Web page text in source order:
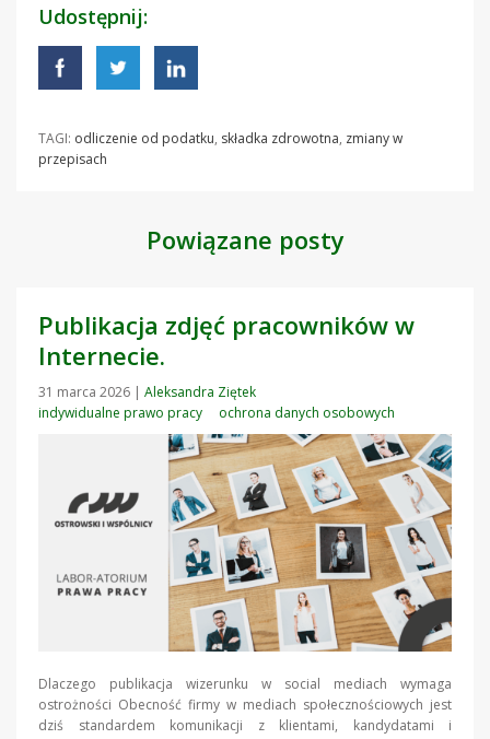
Udostępnij:
TAGI: odliczenie od podatku, składka zdrowotna, zmiany w
przepisach
Powiązane posty
Publikacja zdjęć pracowników w
Internecie.
31 marca 2026 | Aleksandra Ziętek
indywidualne prawo pracy
ochrona danych osobowych
Dlaczego publikacja wizerunku w social mediach wymaga
ostrożności Obecność firmy w mediach społecznościowych jest
dziś standardem komunikacji z klientami, kandydatami i